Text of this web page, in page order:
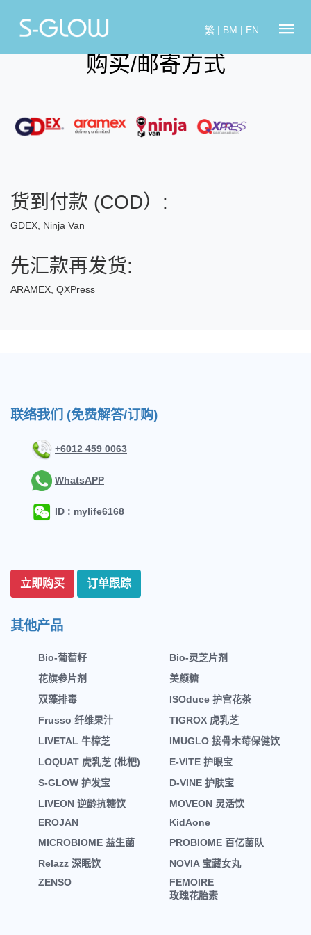
繁 | BM | EN
购买/邮寄方式
货到付款 (COD）:
GDEX, Ninja Van
先汇款再发货:
ARAMEX, QXPress
联络我们 (免费解答/订购)
+6012 459 0063
WhatsAPP
ID : mylife6168
立即购买 订单跟踪
其他产品
Bio-葡萄籽
Bio-灵芝片剂
花旗参片剂
美颜糖
双藻排毒
ISOduce 护宫花茶
Frusso 纤维果汁
TIGROX 虎乳芝
LIVETAL 牛樟芝
IMUGLO 接骨木莓保健饮
LOQUAT 虎乳芝 (枇杷)
E-VITE 护眼宝
S-GLOW 护发宝
D-VINE 护肤宝
LIVEON 逆龄抗糖饮
MOVEON 灵活饮
EROJAN
KidAone
MICROBIOME 益生菌
PROBIOME 百亿菌队
Relazz 深眠饮
NOVIA 宝藏女丸
ZENSO
FEMOIRE
玫瑰花胎素